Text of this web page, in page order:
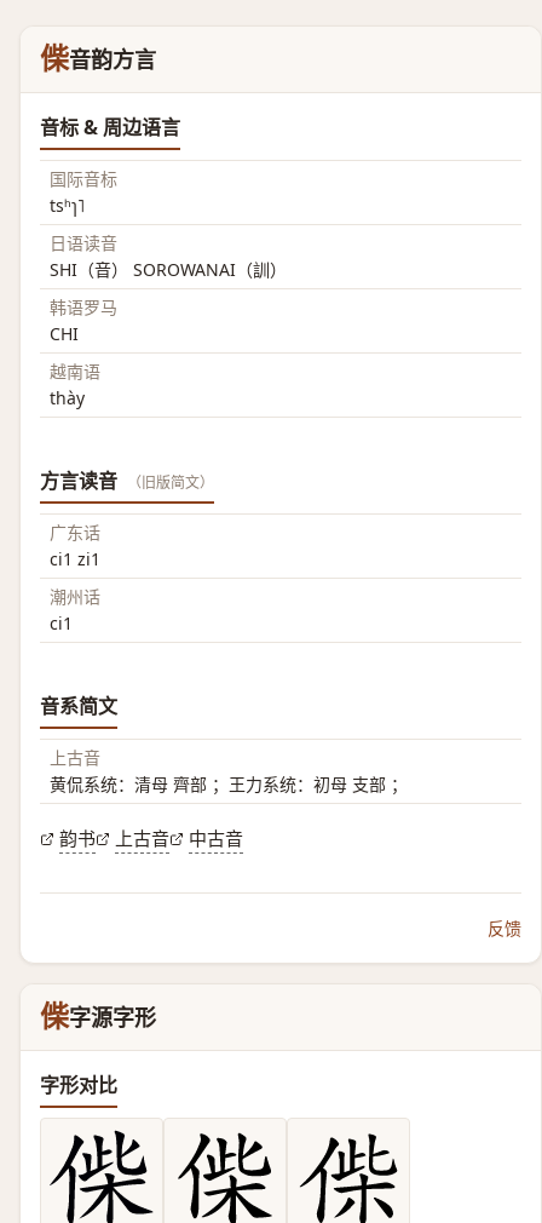
偨音韵方言
音标 & 周边语言
国际音标
tsʰɿ˥
日语读音
SHI（音） SOROWANAI（訓）
韩语罗马
CHI
越南语
thày
方言读音 （旧版简文）
广东话
ci1 zi1
潮州话
ci1
音系简文
上古音
黄侃系统：清母 齊部 ；王力系统：初母 支部 ；
韵书 上古音 中古音
反馈
偨字源字形
字形对比